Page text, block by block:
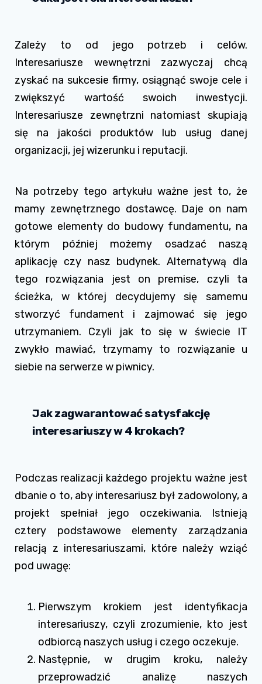
Zależy to od jego potrzeb i celów.
Interesariusze wewnętrzni zazwyczaj chcą
zyskać na sukcesie firmy, osiągnąć swoje cele i
zwiększyć wartość swoich inwestycji.
Interesariusze zewnętrzni natomiast skupiają
się na jakości produktów lub usług danej
organizacji, jej wizerunku i reputacji.
Na potrzeby tego artykułu ważne jest to, że
mamy zewnętrznego dostawcę. Daje on nam
gotowe elementy do budowy fundamentu, na
którym później możemy osadzać naszą
aplikację czy nasz budynek. Alternatywą dla
tego rozwiązania jest on premise, czyli ta
ścieżka, w której decydujemy się samemu
stworzyć fundament i zajmować się jego
utrzymaniem. Czyli jak to się w świecie IT
zwykło mawiać, trzymamy to rozwiązanie u
siebie na serwerze w piwnicy.
Jak zagwarantować satysfakcję
interesariuszy w 4 krokach?
Podczas realizacji każdego projektu ważne jest
dbanie o to, aby interesariusz był zadowolony, a
projekt spełniał jego oczekiwania. Istnieją
cztery podstawowe elementy zarządzania
relacją z interesariuszami, które należy wziąć
pod uwagę:
Pierwszym krokiem jest identyfikacja
interesariuszy, czyli zrozumienie, kto jest
odbiorcą naszych usług i czego oczekuje.
Następnie, w drugim kroku, należy
przeprowadzić analizę naszych